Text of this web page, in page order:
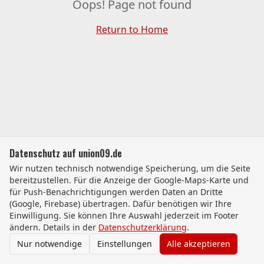
Oops! Page not found
Return to Home
Datenschutz auf union09.de
Wir nutzen technisch notwendige Speicherung, um die Seite
bereitzustellen. Für die Anzeige der Google-Maps-Karte und
für Push-Benachrichtigungen werden Daten an Dritte
(Google, Firebase) übertragen. Dafür benötigen wir Ihre
Einwilligung. Sie können Ihre Auswahl jederzeit im Footer
ändern. Details in der Datenschutzerklärung.
Nur notwendige
Einstellungen Alle akzeptieren